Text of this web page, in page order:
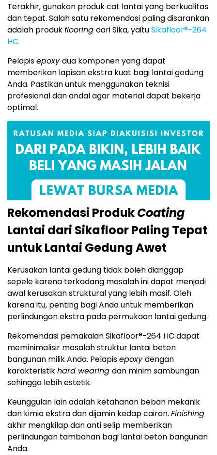
Terakhir, gunakan produk cat lantai yang berkualitas
dan tepat. Salah satu rekomendasi paling disarankan
adalah produkflooring dari Sika, yaituSikafloor®-264
HC.
Pelapisepoxydua komponen yang dapat
memberikan lapisan ekstra kuat bagi lantai gedung
Anda. Pastikan untuk menggunakan teknisi
profesional dan andal agar material dapat bekerja
optimal.
Rekomendasi ProdukCoating
Lantai dari Sikafloor Paling Tepat
untuk Lantai Gedung Awet
Kerusakan lantai gedung tidak boleh dianggap
sepele karena terkadang masalah ini dapat menjadi
awal kerusakan struktural yang lebih masif. Oleh
karena itu, penting bagi Anda untuk memberikan
perlindungan ekstra pada permukaan lantai gedung.
Rekomendasi pemakaian Sikafloor®-264 HC dapat
meminimalisir masalah struktur lantai beton
bangunan milik Anda. Pelapisepoxydengan
karakteristikhard wearing dan minim sambungan
sehingga lebih estetik.
Keunggulan lain adalah ketahanan beban mekanik
dan kimia ekstra dan dijamin kedap cairan. Finishing
akhir mengkilap dan anti selip memberikan
perlindungan tambahan bagi lantai beton bangunan
Anda.